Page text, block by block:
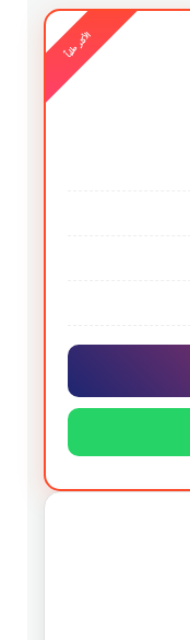
الأكثر طلباً